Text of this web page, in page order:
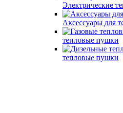
Электрические
Аксессуары для
тепловые пушки
тепловые пушки